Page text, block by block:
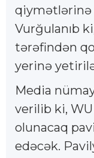
qiymətlərinə
Vurğulanıb
tərəfindən
yerinə
Media
verilib ki,
olunacaq
edəcək.